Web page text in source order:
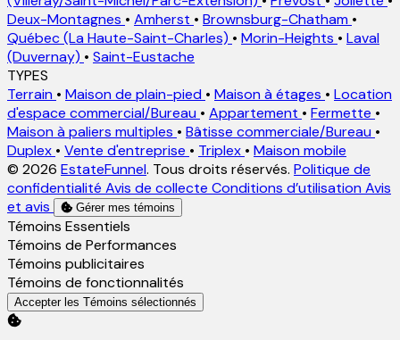
Deux-Montagnes • Amherst • Brownsburg-Chatham •
Québec (La Haute-Saint-Charles) • Morin-Heights • Laval
(Duvernay) • Saint-Eustache
TYPES
Terrain • Maison de plain-pied • Maison à étages • Location
d'espace commercial/Bureau • Appartement • Fermette •
Maison à paliers multiples • Bâtisse commerciale/Bureau •
Duplex • Vente d'entreprise • Triplex • Maison mobile
© 2026 EstateFunnel. Tous droits réservés. Politique de
confidentialité Avis de collecte Conditions d’utilisation Avis
et avis
Gérer mes témoins
Activer
Témoins Essentiels
Activer
Témoins de Performances
Activer
Témoins publicitaires
Activer
Témoins de fonctionnalités
Accepter les Témoins sélectionnés